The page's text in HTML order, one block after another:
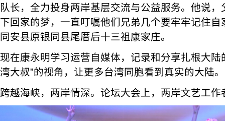
队长，全力投身两岸基层交流与公益服务。他说
下回家的梦，一直叮嘱他们兄弟几个要牢牢记住
同安县原银同县尾厝后十三祖康家庄。
现在康永明学习运营自媒体，记录和分享扎根大陆
湾大叔”的视角，让更多台湾同胞看到真实的大陆。
跨越海峡，两岸情深。论坛大会上，两岸文艺工